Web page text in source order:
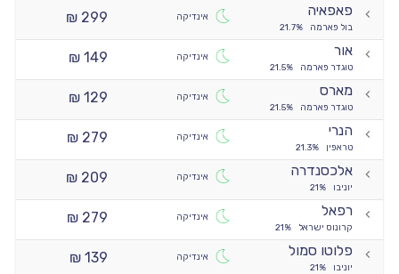
פאפאיה
בול פארמה 21.7%
אינדיקה
299 ₪
אור
טוגדר פארמה 21.5%
אינדיקה
149 ₪
מארס
טוגדר פארמה 21.5%
אינדיקה
129 ₪
הנרי
טראפין 21.3%
אינדיקה
279 ₪
אלכסנדרה
יוניבו 21%
אינדיקה
209 ₪
רפאל
קרונוס ישראל 21%
אינדיקה
279 ₪
פלוטו סמול
יוניבו 21%
אינדיקה
139 ₪